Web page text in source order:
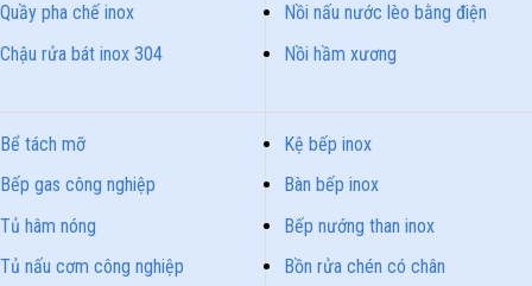
Quầy pha chế inox
Chậu rửa bát inox 304
Nồi nấu nước lèo bằng điện
Nồi hầm xương
Bể tách mỡ
Bếp gas công nghiệp
Tủ hâm nóng
Tủ nấu cơm công nghiệp
Kệ bếp inox
Bàn bếp inox
Bếp nướng than inox
Bồn rửa chén có chân